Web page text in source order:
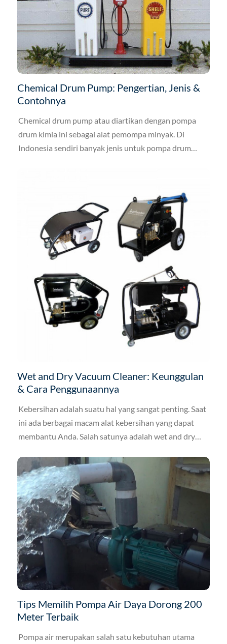
Chemical Drum Pump: Pengertian, Jenis &
Contohnya
Chemical drum pump atau diartikan dengan pompa
drum kimia ini sebagai alat pemompa minyak. Di
Indonesia sendiri banyak jenis untuk pompa drum
Wet and Dry Vacuum Cleaner: Keunggulan
& Cara Penggunaannya
Kebersihan adalah suatu hal yang sangat penting. Saat
ini ada berbagai macam alat kebersihan yang dapat
membantu Anda. Salah satunya adalah wet and dry
Tips Memilih Pompa Air Daya Dorong 200
Meter Terbaik
Pompa air merupakan salah satu kebutuhan utama